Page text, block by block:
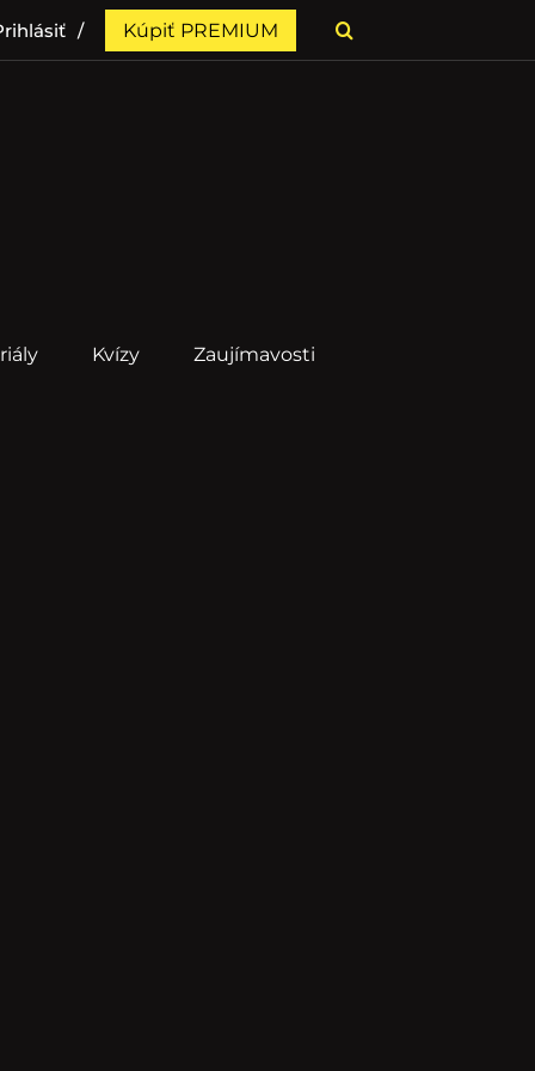
Kúpiť PREMIUM
Kvízy Zaujímavosti